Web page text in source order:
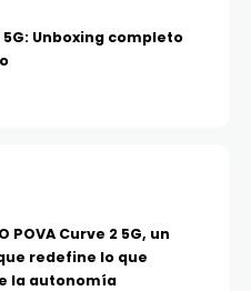
5G: Unboxing completo
POVA Curve 2 5G, un
redefine lo que
la autonomía